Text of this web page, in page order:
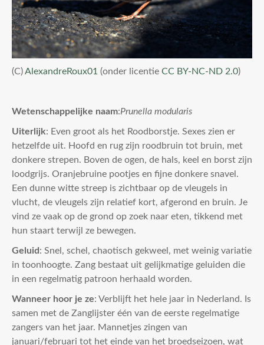
(C)AlexandreRoux01 (onder licentie CC BY-NC-ND 2.0)
Wetenschappelijke naam:Prunella modularis
Uiterlijk: Even groot als het Roodborstje. Sexes zien er
hetzelfde uit. Hoofd en rug zijn roodbruin tot bruin, met
donkere strepen. Boven de ogen, de hals, keel en borst zijn
loodgrijs. Oranjebruine pootjes en fijne donkere snavel.
Een dunne witte streep is zichtbaar op de vleugels in
vlucht, de vleugels zijn relatief kort, afgerond en bruin. Je
vind ze vaak op de grond op zoek naar eten, tikkend met
hun staart terwijl ze bewegen.
Geluid : Snel, schel, chaotisch gekweel, met weinig variatie
in toonhoogte. Zang bestaat uit gelijkmatige geluiden die
in een regelmatig patroon herhaald worden.
Wanneer hoor je ze: Verblijft het hele jaar in Nederland. Is
samen met de Zanglijster één van de eerste regelmatige
zangers van het jaar. Mannetjes zingen van
januari/februari tot het einde van het broedseizoen, wat